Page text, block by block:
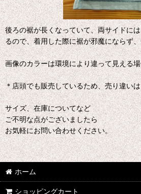
後ろの裾が長くなっていて、両サイドに
るので、着用した際に裾が邪魔にならず
画像のカラーは環境により違って見える
＊店頭でも販売しているため、売り違い
サイズ、在庫についてなど
ご不明な点がございましたら
お気軽にお問い合わせください。
ホーム
ショッピングカート